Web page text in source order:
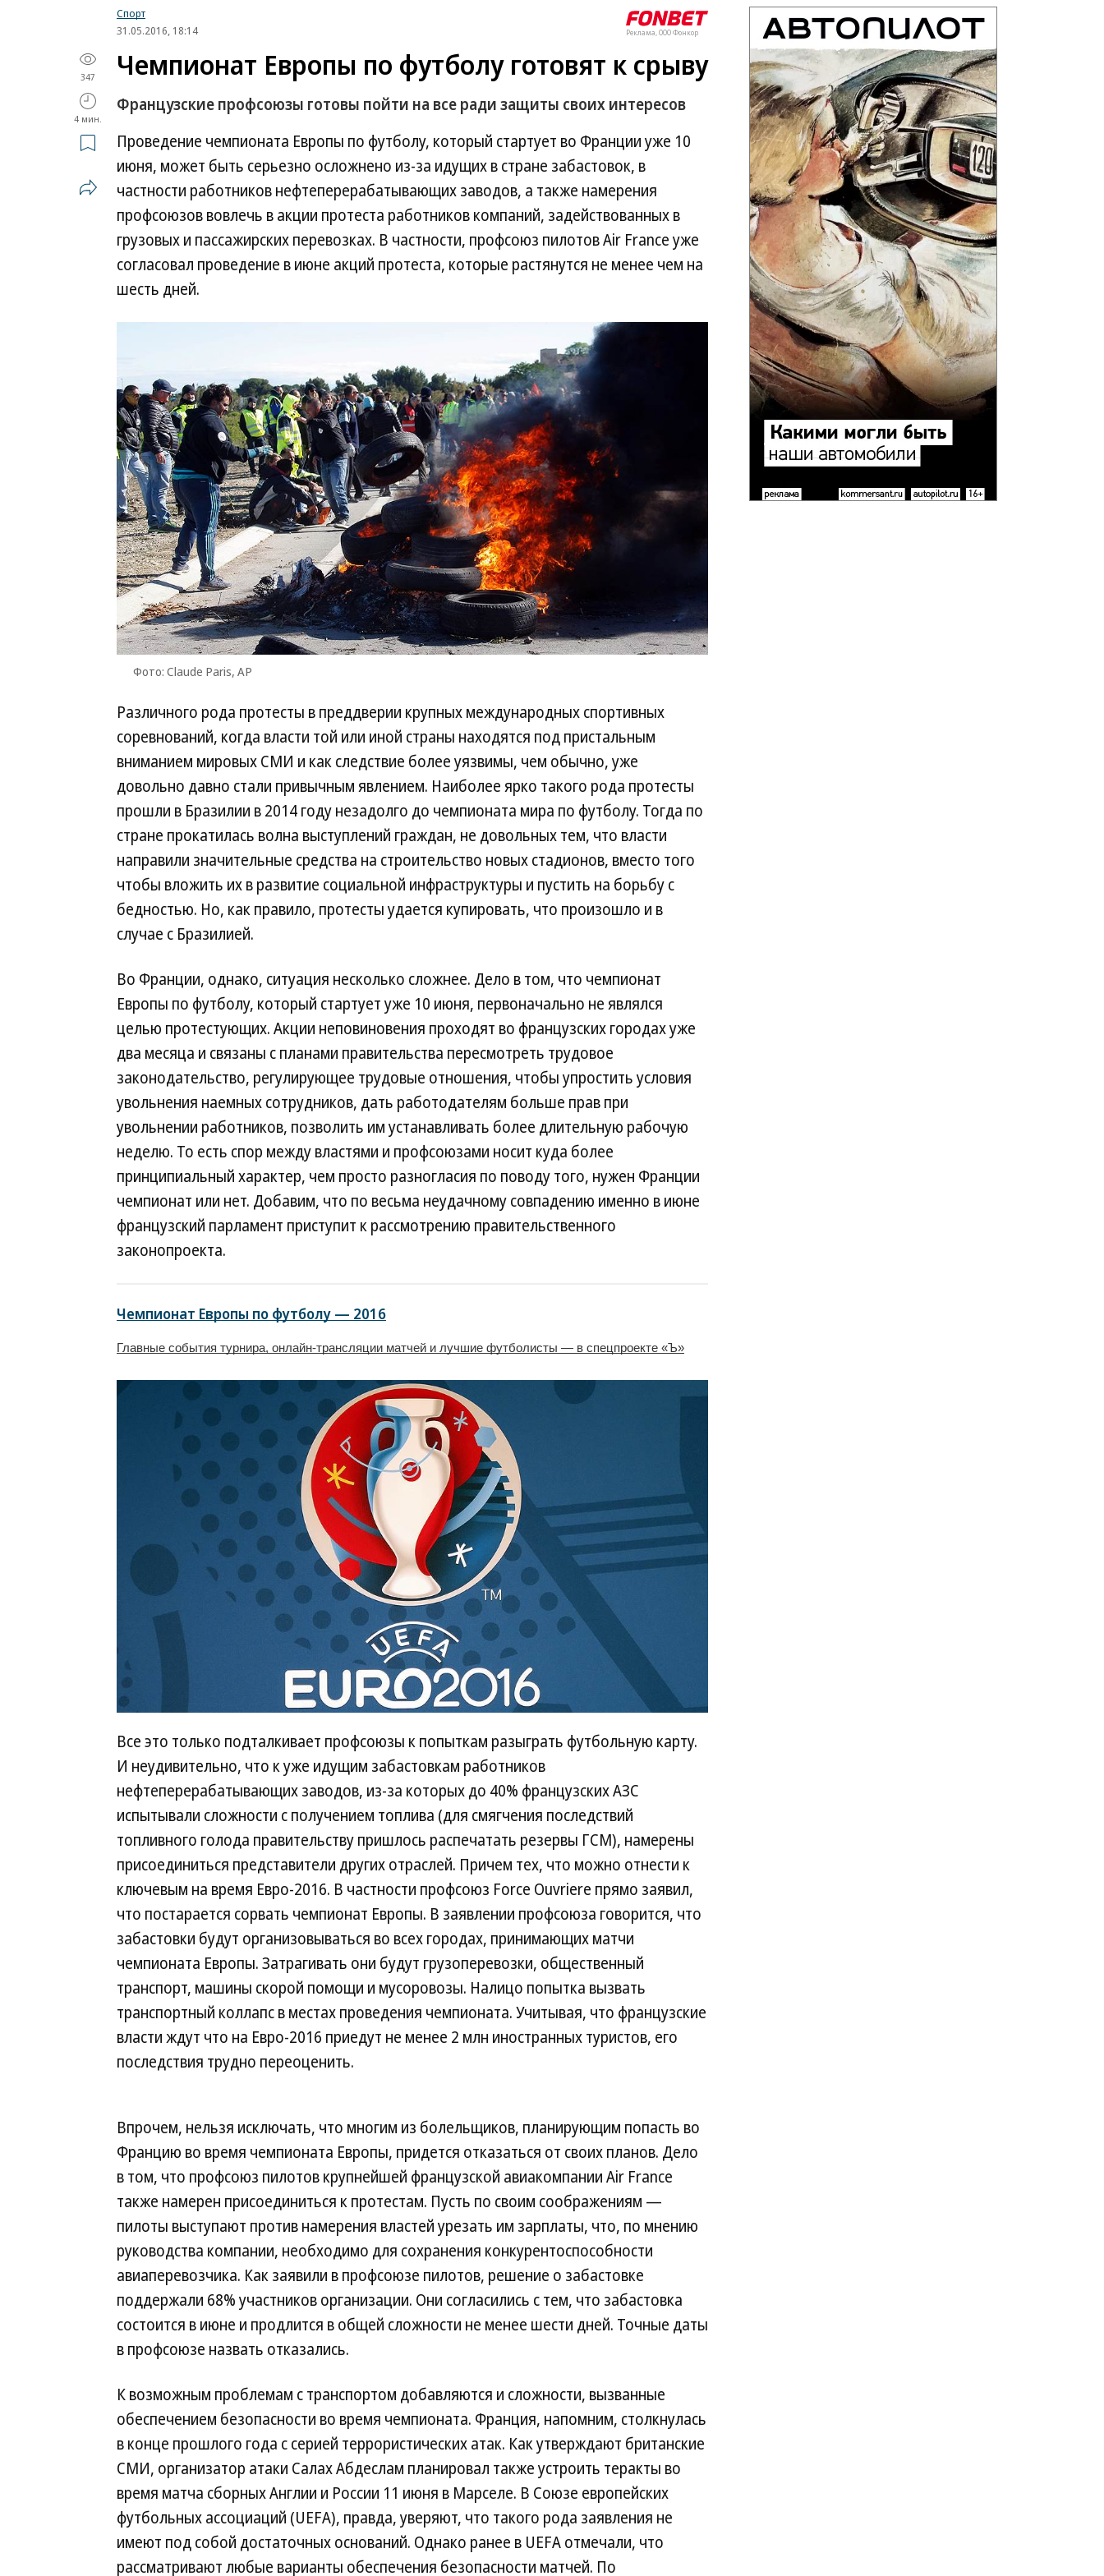
Реклама, ООО Фонкор
Спорт
31.05.2016, 18:14
347
4 мин.
Чемпионат Европы по футболу готовят к срыву
Французские профсоюзы готовы пойти на все ради защиты своих интересов
Проведение чемпионата Европы по футболу, который стартует во Франции уже 10
июня, может быть серьезно осложнено из-за идущих в стране забастовок, в
частности работников нефтеперерабатывающих заводов, а также намерения
профсоюзов вовлечь в акции протеста работников компаний, задействованных в
грузовых и пассажирских перевозках. В частности, профсоюз пилотов Air France уже
согласовал проведение в июне акций протеста, которые растянутся не менее чем на
шесть дней.
Фото: Claude Paris, AP
Различного рода протесты в преддверии крупных международных спортивных
соревнований, когда власти той или иной страны находятся под пристальным
вниманием мировых СМИ и как следствие более уязвимы, чем обычно, уже
довольно давно стали привычным явлением. Наиболее ярко такого рода протесты
прошли в Бразилии в 2014 году незадолго до чемпионата мира по футболу. Тогда по
стране прокатилась волна выступлений граждан, не довольных тем, что власти
направили значительные средства на строительство новых стадионов, вместо того
чтобы вложить их в развитие социальной инфраструктуры и пустить на борьбу с
бедностью. Но, как правило, протесты удается купировать, что произошло и в
случае с Бразилией.
Во Франции, однако, ситуация несколько сложнее. Дело в том, что чемпионат
Европы по футболу, который стартует уже 10 июня, первоначально не являлся
целью протестующих. Акции неповиновения проходят во французских городах уже
два месяца и связаны с планами правительства пересмотреть трудовое
законодательство, регулирующее трудовые отношения, чтобы упростить условия
увольнения наемных сотрудников, дать работодателям больше прав при
увольнении работников, позволить им устанавливать более длительную рабочую
неделю. То есть спор между властями и профсоюзами носит куда более
принципиальный характер, чем просто разногласия по поводу того, нужен Франции
чемпионат или нет. Добавим, что по весьма неудачному совпадению именно в июне
французский парламент приступит к рассмотрению правительственного
законопроекта.
Чемпионат Европы по футболу — 2016
Главные события турнира, онлайн-трансляции матчей и лучшие футболисты — в спецпроекте «Ъ»
Все это только подталкивает профсоюзы к попыткам разыграть футбольную карту.
И неудивительно, что к уже идущим забастовкам работников
нефтеперерабатывающих заводов, из-за которых до 40% французских АЗС
испытывали сложности с получением топлива (для смягчения последствий
топливного голода правительству пришлось распечатать резервы ГСМ), намерены
присоединиться представители других отраслей. Причем тех, что можно отнести к
ключевым на время Евро-2016. В частности профсоюз Force Ouvriere прямо заявил,
что постарается сорвать чемпионат Европы. В заявлении профсоюза говорится, что
забастовки будут организовываться во всех городах, принимающих матчи
чемпионата Европы. Затрагивать они будут грузоперевозки, общественный
транспорт, машины скорой помощи и мусоровозы. Налицо попытка вызвать
транспортный коллапс в местах проведения чемпионата. Учитывая, что французские
власти ждут что на Евро-2016 приедут не менее 2 млн иностранных туристов, его
последствия трудно переоценить.
Впрочем, нельзя исключать, что многим из болельщиков, планирующим попасть во
Францию во время чемпионата Европы, придется отказаться от своих планов. Дело
в том, что профсоюз пилотов крупнейшей французской авиакомпании Air France
также намерен присоединиться к протестам. Пусть по своим соображениям —
пилоты выступают против намерения властей урезать им зарплаты, что, по мнению
руководства компании, необходимо для сохранения конкурентоспособности
авиаперевозчика. Как заявили в профсоюзе пилотов, решение о забастовке
поддержали 68% участников организации. Они согласились с тем, что забастовка
состоится в июне и продлится в общей сложности не менее шести дней. Точные даты
в профсоюзе назвать отказались.
К возможным проблемам с транспортом добавляются и сложности, вызванные
обеспечением безопасности во время чемпионата. Франция, напомним, столкнулась
в конце прошлого года с серией террористических атак. Как утверждают британские
СМИ, организатор атаки Салах Абдеслам планировал также устроить теракты во
время матча сборных Англии и России 11 июня в Марселе. В Союзе европейских
футбольных ассоциаций (UEFA), правда, уверяют, что такого рода заявления не
имеют под собой достаточных оснований. Однако ранее в UEFA отмечали, что
рассматривают любые варианты обеспечения безопасности матчей. По